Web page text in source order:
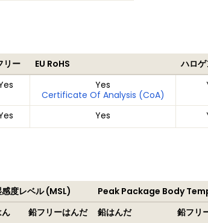
リー EU RoHS ハロ
Yes
Certificate Of Analysis (CoA)
Yes
度レベル (MSL) Peak Package Body
鉛フリーはんだ 鉛はんだ 鉛フリ